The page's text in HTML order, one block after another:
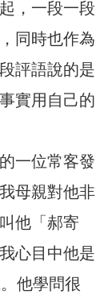
，一段一段
同時也作為
評語說的是
實用自己的
一位常客發
母親對他非
他「郝寄
心目中他是
他學問很